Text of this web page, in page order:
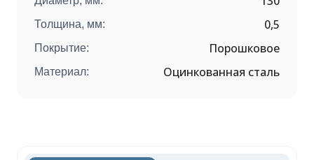
Толщина, мм: 0,5
Покрытие: Порошковое
Материал: Оцинкованная сталь